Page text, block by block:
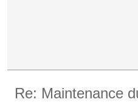
Re: Maintenance